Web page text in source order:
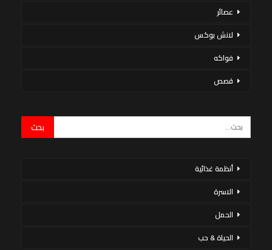
عصائر
لانش بوكس
فواكه
قصص
أنظمة غذائية
الاسرة
الحمل
الحياة & حب